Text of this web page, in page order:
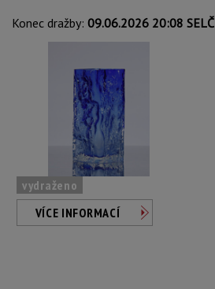
Konec dražby: 09.06.2026 20:08 SELČ
vydraženo
VÍCE INFORMACÍ